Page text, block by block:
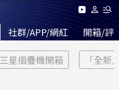
社群/APP/網紅 開箱/評
三星摺疊機開箱 「全新